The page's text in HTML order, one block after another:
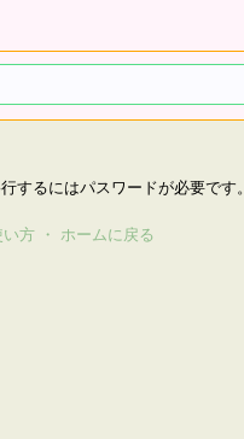
するにはパスワードが必要です。
い方 ・ ホームに戻る